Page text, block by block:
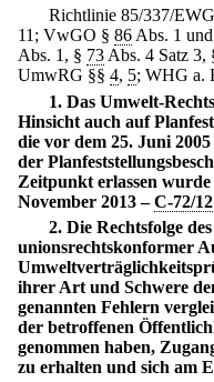
Richtlinie 85/337/
11; VwGO § 86 Abs. 1
Abs. 1, § 73 Abs. 4 Satz 3,
UmwRG §§ 4, 5; WHG a.
1. Das Umwelt-
Hinsicht auch auf
die vor dem 25. Juni
der
Zeitpunkt erlassen
November 2013 –C-72/12
2. Die Rechtsfolge
unionsrechtskonformer
ihrer Art und Schwere
genannten Fehlern
der betroffenen
genommen haben,
zu erhalten und sich am